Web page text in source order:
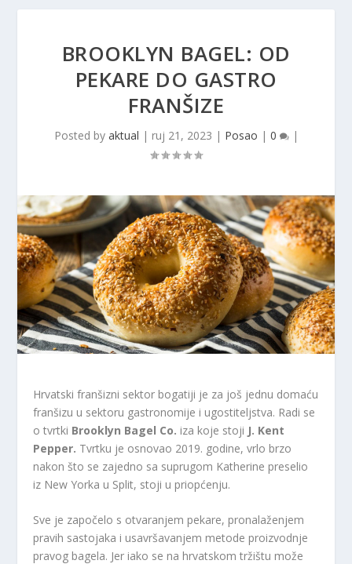
BROOKLYN BAGEL: OD
PEKARE DO GASTRO
FRANŠIZE
Posted by aktual | ruj 21, 2023 | Posao | 0 |
Hrvatski franšizni sektor bogatiji je za još jednu domaću
franšizu u sektoru gastronomije i ugostiteljstva. Radi se
o tvrtki Brooklyn Bagel Co. iza koje stoji J. Kent
Pepper. Tvrtku je osnovao 2019. godine, vrlo brzo
nakon što se zajedno sa suprugom Katherine preselio
iz New Yorka u Split, stoji u priopćenju.
Sve je započelo s otvaranjem pekare, pronalaženjem
pravih sastojaka i usavršavanjem metode proizvodnje
pravog bagela. Jer iako se na hrvatskom tržištu može